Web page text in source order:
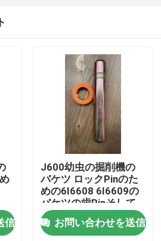
信
J600幼虫の掘削機の
バケツ ロックPinのた
めの6I6608 6I6609の
バケツの歯Pinそして
保持器
お問い合わせを送信